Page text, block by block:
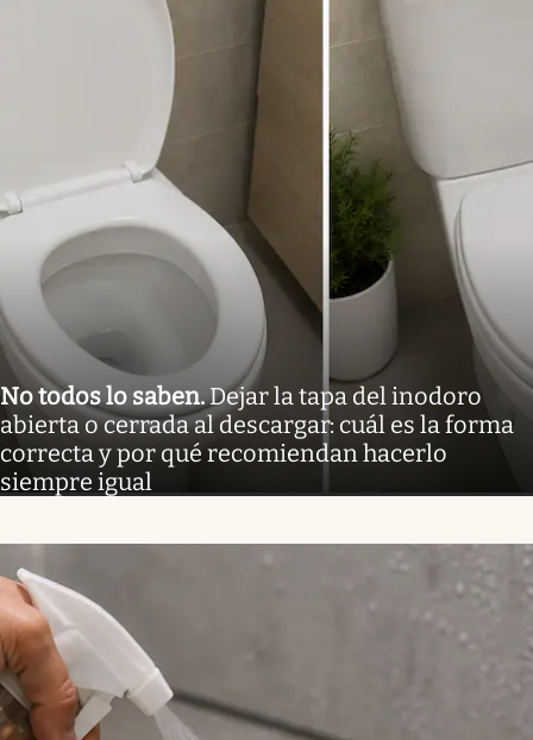
No todos lo saben.Dejar la tapa del inodoro
abierta o cerrada al descargar: cuál es la forma
correcta y por qué recomiendan hacerlo
siempre igual